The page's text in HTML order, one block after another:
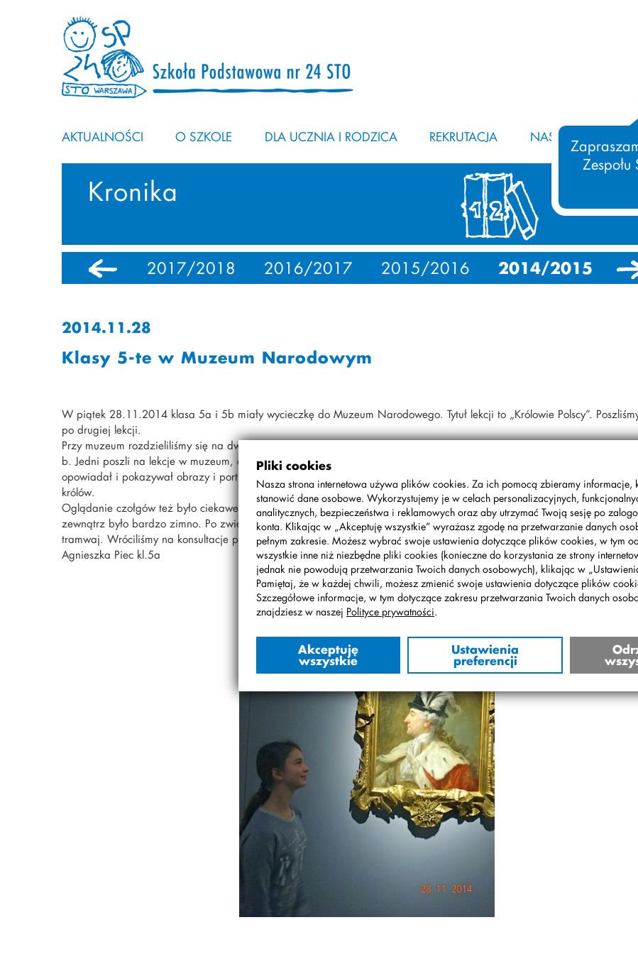
Pliki cookies
Nasza strona internetowa używa plików cookies. Za ich pomocą zbieramy informacje,
stanowić dane osobowe. Wykorzystujemy je w celach personalizacyjnych,
analitycznych, bezpieczeństwa i reklamowych oraz aby utrzymać Twoją sesję po
konta. Klikając w „Akceptuję wszystkie” wyrażasz zgodę na przetwarzanie danych
pełnym zakresie. Możesz wybrać swoje ustawienia dotyczące plików cookies, w tym
wszystkie inne niż niezbędne pliki cookies (konieczne do korzystania ze strony
jednak nie powodują przetwarzania Twoich danych osobowych), klikając w
Pamiętaj, że w każdej chwili, możesz zmienić swoje ustawienia dotyczące plików
Szczegółowe informacje, w tym dotyczące zakresu przetwarzania Twoich danych
znajdziesz w naszej Polityce prywatności.
Akceptuję
wszystkie
Ustawienia
preferencji
Zespołu
AKTUALNOŚCI O SZKOLE DLA UCZNIA I RODZICA REKRUTACJA NASZ ZESPÓŁ
Kronika
2018/2019 2017/2018 2016/2017 2015/2016 2014/2015
2014.11.28
Klasy 5-te w Muzeum Narodowym
W piątek 28.11.2014 klasa 5a i 5b miały wycieczkę do Muzeum Narodowego. Tytuł lekcji to „Królowie Polscy”.
po drugiej lekcji.
Przy muzeum rozdzieliliśmy się na dwie grupy 5a i 5b. Z p.Basią i p.Anetą poszła klasa a, a z p.Małgosią i p.Kasią
b. Jedni poszli na lekcje w muzeum, drudzy oglądać czołgi w Muzeum Wojska Polskiego. Podczas zwiedzania
opowiadał i pokazywał obrazy i portrety królów polskich. Lekcja była ciekawa, choć pan bardzo długo opowiadał historię
królów.
Oglądanie czołgów też było ciekawe. Oprócz czołgów były samoloty i działa wojskowe. Ponieważ wystawa była na
zewnątrz było bardzo zimno. Po zwiedzaniu 5a kupiła sobie drożdżówki, ale 5b nie zdążyła, bo spieszyliśmy się na
tramwaj. Wróciliśmy na konsultacje piątkowe.
Agnieszka Piec kl.5a